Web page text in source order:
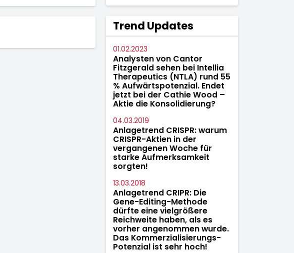
Trend Updates
01.02.2023
Analysten von Cantor
Fitzgerald sehen bei Intellia
Therapeutics (NTLA) rund 55
% Aufwärtspotenzial. Endet
jetzt bei der Cathie Wood –
Aktie die Konsolidierung?
04.03.2019
Anlagetrend CRISPR: warum
CRISPR-Aktien in der
vergangenen Woche für
starke Aufmerksamkeit
sorgten!
13.03.2018
Anlagetrend CRIPR: Die
Gene-Editing-Methode
dürfte eine vielgrößere
Reichweite haben, als es
vorher angenommen wurde.
Das Kommerzialisierungs-
Potenzial ist sehr hoch!